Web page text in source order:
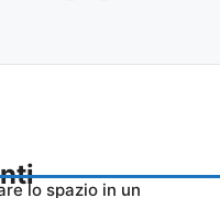
lo spazio in un